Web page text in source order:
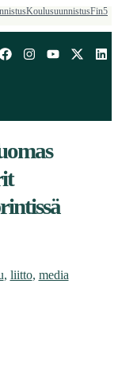
KoulusuunnistusFin5
, liitto, media